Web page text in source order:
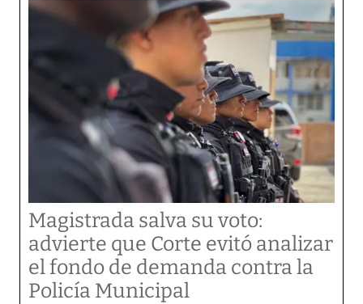
Magistrada salva su voto:
advierte que Corte evitó analizar
el fondo de demanda contra la
Policía Municipal